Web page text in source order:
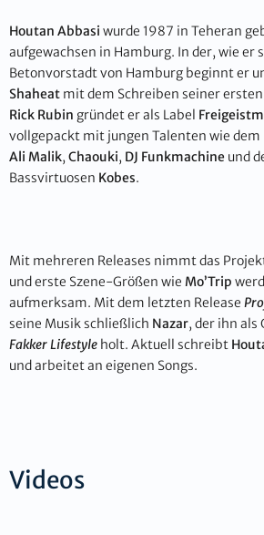
Houtan Abbasi wurde 1987 in Teheran
aufgewachsen in Hamburg. In der, wie er
Betonvorstadt von Hamburg beginnt er
Shaheat mit dem Schreiben seiner
Rick Rubin gründet er als Label
vollgepackt mit jungen Talenten wie dem
Ali Malik, Chaouki, DJ Funkmachine und
Bassvirtuosen Kobes.
Mit mehreren Releases nimmt das
und erste Szene-Größen wie Mo’Trip
aufmerksam. Mit dem letzten Release
seine Musik schließlich Nazar, der ihn als
Fakker Lifestyle holt. Aktuell schreibt
und arbeitet an eigenen Songs.
Videos